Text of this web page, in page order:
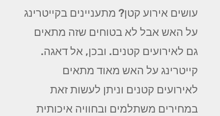
עושים אירוע קטן? מתעניינים בקייטרינג
על האש אבל לא בטוחים שזה מתאים
גם לאירועים קטנים. ובכן, אל דאגה.
קייטרינג על האש מאוד מתאים
לאירועים קטנים וניתן לעשות זאת
במחירים משתלמים ובחוויה איכותית